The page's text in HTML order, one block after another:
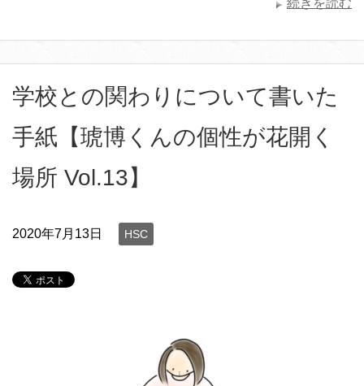
学校との関わりについて書いた
手紙【琥博くんの個性が花開く
場所 Vol.13】
2020年7月13日 HSC